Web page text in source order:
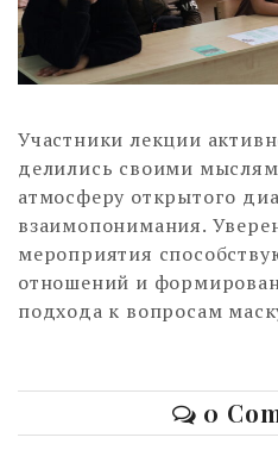
Участники лекции
делились своими
атмосферу открытого
взаимопонимания.
мероприятия
отношений и
подхода к вопросам
0